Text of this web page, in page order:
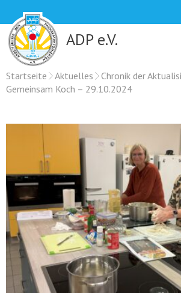
content
ADP e.V.
Startseite Aktuelles Chronik der
Gemeinsam Koch – 29.10.2024